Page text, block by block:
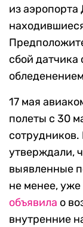
из аэропорта
сбой
17 мая
полеты с 30
утверждали,
выявленные
не менее,
объявила о
внутренние